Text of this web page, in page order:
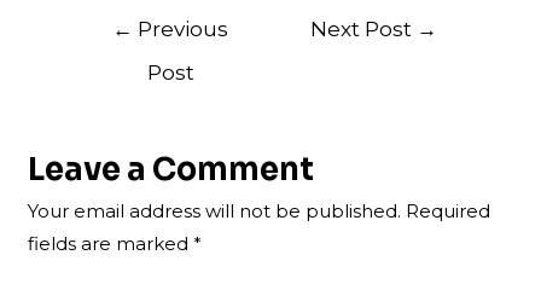
Post
navigation
← Previous
Post
Next Post →
Leave a Comment
Your email address will not be published. Required
fields are marked*